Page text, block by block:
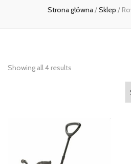
Strona główna/Sklep /
Showing all 4 results